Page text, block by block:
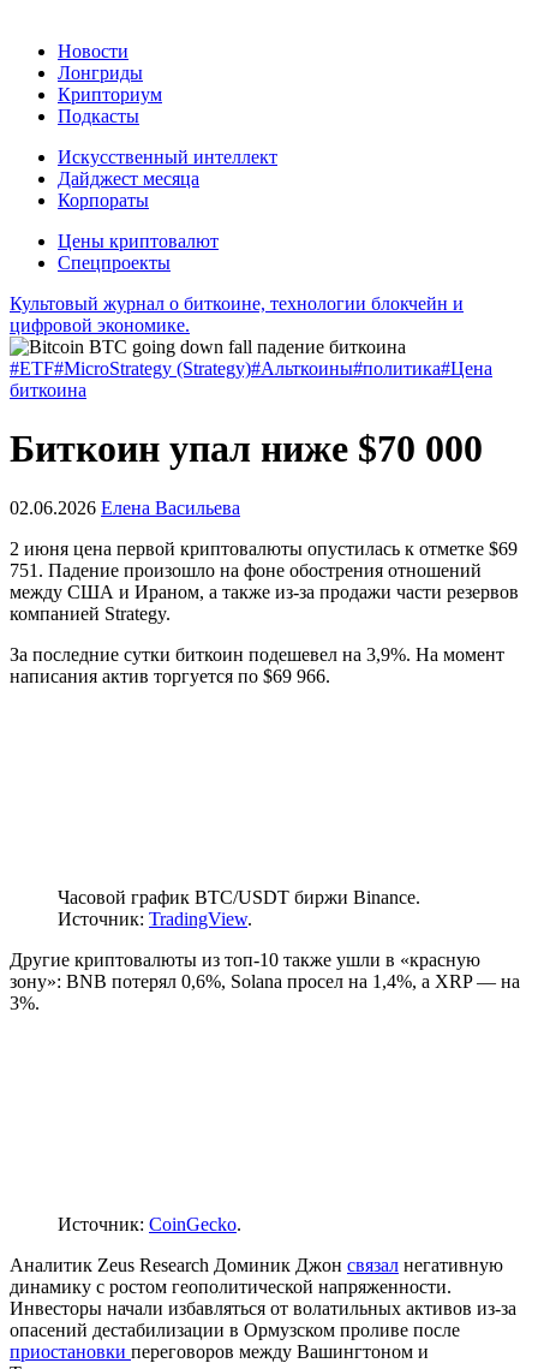
Новости
Лонгриды
Крипториум
Подкасты
Искусственный интеллект
Дайджест месяца
Корпораты
Цены криптовалют
Спецпроекты
Культовый журнал о биткоине, технологии блокчейн и
цифровой экономике.
#ETF#MicroStrategy (Strategy)#Альткоины#политика#Цена
биткоина
Биткоин упал ниже $70 000
02.06.2026 Елена Васильева
2 июня цена первой криптовалюты опустилась к отметке $69
751. Падение произошло на фоне обострения отношений
между США и Ираном, а также из-за продажи части резервов
компанией Strategy.
За последние сутки биткоин подешевел на 3,9%. На момент
написания актив торгуется по $69 966.
Часовой график BTC/USDT биржи Binance.
Источник: TradingView.
Другие криптовалюты из топ-10 также ушли в «красную
зону»: BNB потерял 0,6%, Solana просел на 1,4%, а XRP — на
3%.
Источник: CoinGecko.
Аналитик Zeus Research Доминик Джон связал негативную
динамику с ростом геополитической напряженности.
Инвесторы начали избавляться от волатильных активов из-за
опасений дестабилизации в Ормузском проливе после
приостановки переговоров между Вашингтоном и